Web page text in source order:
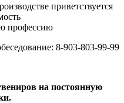
приветствуется
профессию
8-903-803-99-99
на постоянную